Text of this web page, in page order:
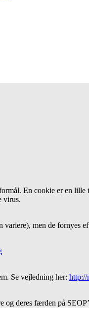
En cookie er en
virus.
variere), men de fornyes
Se vejledning her: http://
deres færden på